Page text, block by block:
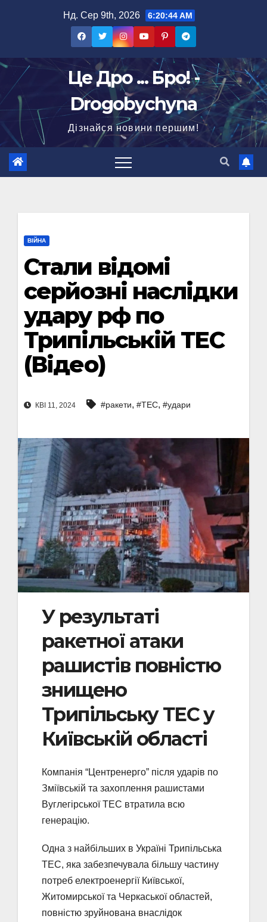
Нд. Сер 9th, 2026 6:20:45 AM
Це Дро ... Бро! -
Drogobychyna
Дізнайся новини першим!
ВІЙНА
Стали відомі
серйозні наслідки
удару рф по
Трипільській ТЕС
(Відео)
КВІ 11, 2024 #ракети, #ТЕС, #удари
У результаті
ракетної атаки
рашистів повністю
знищено
Трипільську ТЕС у
Київській області
Компанія “Центренерго” після ударів по
Зміївській та захоплення рашистами
Вуглегірської ТЕС втратила всю
генерацію.
Одна з найбільших в Україні Трипільська
ТЕС, яка забезпечувала більшу частину
потреб електроенергії Київської,
Житомирської та Черкаської областей,
повністю зруйнована внаслідок